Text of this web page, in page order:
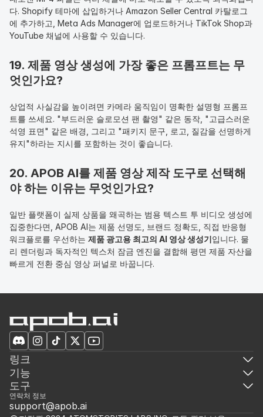
다. Shopify 테마에 삽입하거나 Amazon Seller Central 카탈로그
에 추가하고, Meta Ads Manager에 업로드하거나 TikTok Shop과
YouTube 채널에 사용할 수 있습니다.
19. 제품 영상 생성에 가장 좋은 프롬프트는 무
엇인가요?
상업적 사실감을 높이려면 카메라 움직임이 명확한 설명형 프롬프
트를 쓰세요. "부드러운 슬로모션 팬 촬영" 같은 동작, "고급스러운
석영 표면" 같은 배경, 그리고 "패키지 문구, 로고, 질감을 선명하게
유지"하라는 지시를 포함하는 것이 좋습니다.
20. APOB AI를 제품 영상 제작 도구로 선택해
야 하는 이유는 무엇인가요?
일반 플랫폼이 실제 상품을 왜곡하는 범용 텍스트 투 비디오 생성에
집중한다면, APOB AI는 제품 선명도, 브랜드 정확도, 직접 반응형
워크플로를 우선하는 제품 광고용 최고의 AI 영상 생성기입니다. 물
리 렌더링과 독자적인 텍스처 잠금 엔진을 결합해 평면 제품 자산을
빠르게 전환 중심 영상 퍼널로 바꿉니다.
링크
기능
도구
연락처 정보
support@apob.ai